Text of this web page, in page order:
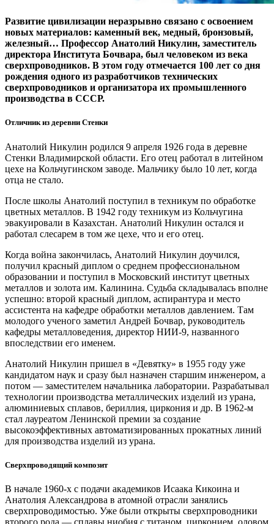
Развитие цивилизации неразрывно связано с освоением
новых материалов: каменный век, медный, бронзовый,
железный… Профессор Анатолий Никулин, заместитель
директора Института Бочвара, был человеком из века
сверхпроводников. В этом году отмечается 100 лет со дня
рождения одного из разработчиков технических
сверхпроводников и организатора их промышленного
производства в СССР.
Отличник из деревни Стенки
Анатолий Никулин родился 9 апреля 1926 года в деревне
Стенки Владимирской области. Его отец работал в литейном
цехе на Кольчугинском заводе. Мальчику было 10 лет, когда
отца не стало.
После школы Анатолий поступил в техникум по обработке
цветных металлов. В 1942 году техникум из Кольчугина
эвакуировали в Казахстан. Анатолий Никулин остался и
работал слесарем в том же цехе, что и его отец.
Когда война закончилась, Анатолий Никулин доучился,
получил красный диплом о среднем профессиональном
образовании и поступил в Московский институт цветных
металлов и золота им. Калинина. Судьба складывалась вполне
успешно: второй красный диплом, аспирантура и место
ассистента на кафедре обработки металлов давлением. Там
молодого ученого заметил Андрей Бочвар, руководитель
кафедры металловедения, директор НИИ‑9, названного
впоследствии его именем.
Анатолий Никулин пришел в «Девятку» в 1955 году уже
кандидатом наук и сразу был назначен старшим инженером, а
потом — заместителем начальника лаборатории. Разрабатывал
технологии производства металлических изделий из урана,
алюминиевых сплавов, бериллия, циркония и др. В 1962‑м
стал лауреатом Ленинской премии за создание
высокоэффективных автоматизированных прокатных линий
для производства изделий из урана.
Сверхпроводящий композит
В начале 1960‑х с подачи академиков Исаака Кикоина и
Анатолия Александрова в атомной отрасли занялись
сверхпроводимостью. Уже были открыты сверхпроводники
второго рода — сплавы ниобия с титаном, цирконием, оловом